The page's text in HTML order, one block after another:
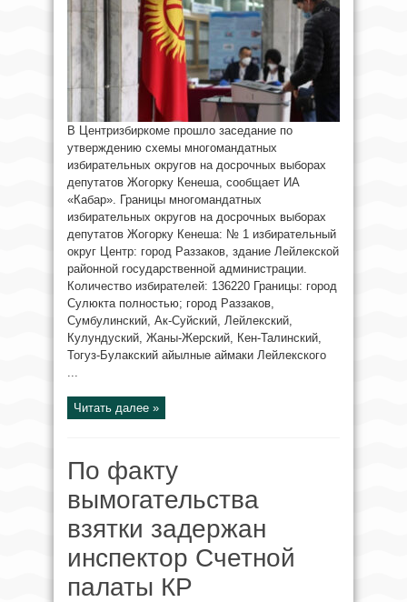
В Центризбиркоме прошло заседание по
утверждению схемы многомандатных
избирательных округов на досрочных выборах
депутатов Жогорку Кенеша, сообщает ИА
«Кабар». Границы многомандатных
избирательных округов на досрочных выборах
депутатов Жогорку Кенеша: № 1 избирательный
округ Центр: город Раззаков, здание Лейлекской
районной государственной администрации.
Количество избирателей: 136220 Границы: город
Сулюкта полностью; город Раззаков,
Сумбулинский, Ак-Суйский, Лейлекский,
Кулундуский, Жаны-Жерский, Кен-Талинский,
Тогуз-Булакский айылные аймаки Лейлекского
...
Читать далее »
По факту
вымогательства
взятки задержан
инспектор Счетной
палаты КР